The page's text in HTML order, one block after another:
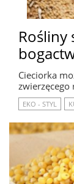
Rośliny
Cieciorka
EKO - STYL